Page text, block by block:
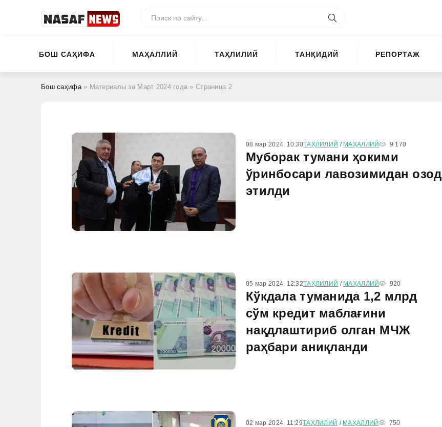
БОШ САҲИФА МАҲАЛЛИЙ ТАҲЛИЛИЙ ТАНҚИДИЙ РЕПОРТАЖ
Бош саҳифа» Материалы за Март 2024 года » Страница 2
08 мар 2024, 10:30ТАҲЛИЛИЙ / МАҲАЛЛИЙ 9 170
Муборак тумани ҳокими
ўринбосари лавозимидан озод
этилди
05 мар 2024, 12:32ТАҲЛИЛИЙ / МАҲАЛЛИЙ 920
Кўкдала туманида 1,2 млрд
сўм кредит маблағини
нақдлаштириб олган МЧЖ
раҳбари аниқланди
02 мар 2024, 11:29ТАҲЛИЛИЙ / МАҲАЛЛИЙ 750